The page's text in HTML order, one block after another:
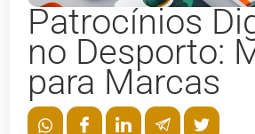
Patrocínios
no Desporto:
para Marcas